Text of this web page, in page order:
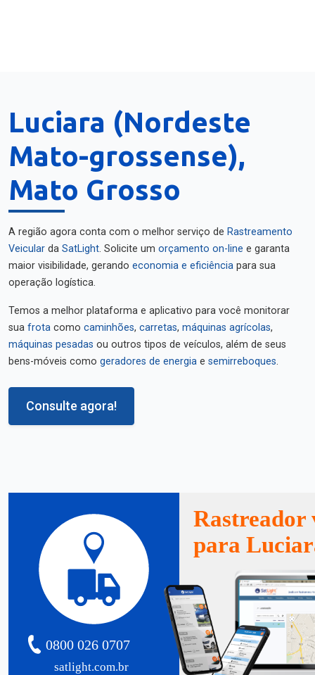
Luciara (Nordeste
Mato-grossense),
Mato Grosso
A região agora conta com o melhor serviço de Rastreamento
Veicular da SatLight. Solicite um orçamento on-line e garanta
maior visibilidade, gerando economia e eficiência para sua
operação logística.
Temos a melhor plataforma e aplicativo para você monitorar
sua frota como caminhões, carretas, máquinas agrícolas,
máquinas pesadas ou outros tipos de veículos, além de seus
bens-móveis como geradores de energia e semirreboques.
Consulte agora!
satlight.com.br
0800 026 0707
Rastreador
para